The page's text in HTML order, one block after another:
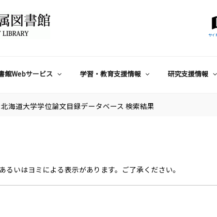
サイ
館Webサービス 学習・教育支援情報 研究支援情報
北海道大学学位論文目録データベース 検索結果
いはヨミによる表示があります。ご了承ください。